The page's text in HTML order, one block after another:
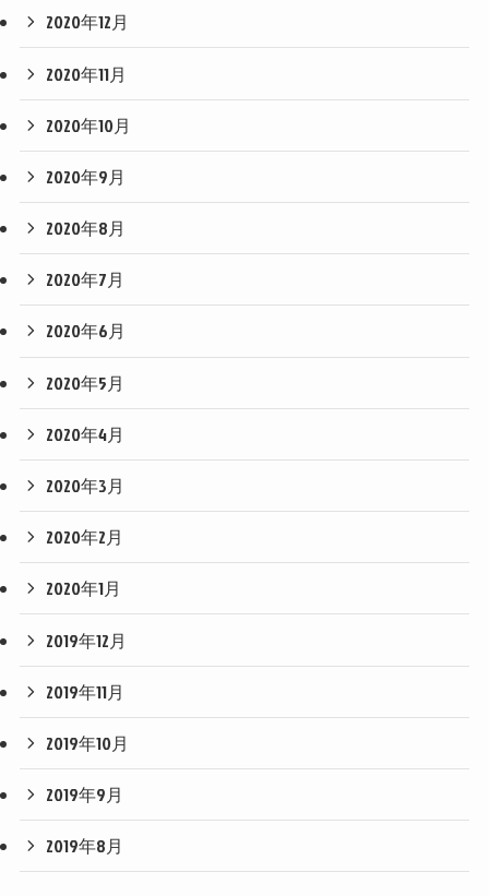
2020年12月
2020年11月
2020年10月
2020年9月
2020年8月
2020年7月
2020年6月
2020年5月
2020年4月
2020年3月
2020年2月
2020年1月
2019年12月
2019年11月
2019年10月
2019年9月
2019年8月